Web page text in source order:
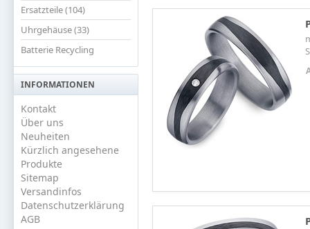
Ersatzteile (104)
Uhrgehäuse (33)
Batterie Recycling
INFORMATIONEN
Kontakt
Über uns
Neuheiten
Kürzlich angesehene
Produkte
Sitemap
Versandinfos
Datenschutzerklärung
AGB